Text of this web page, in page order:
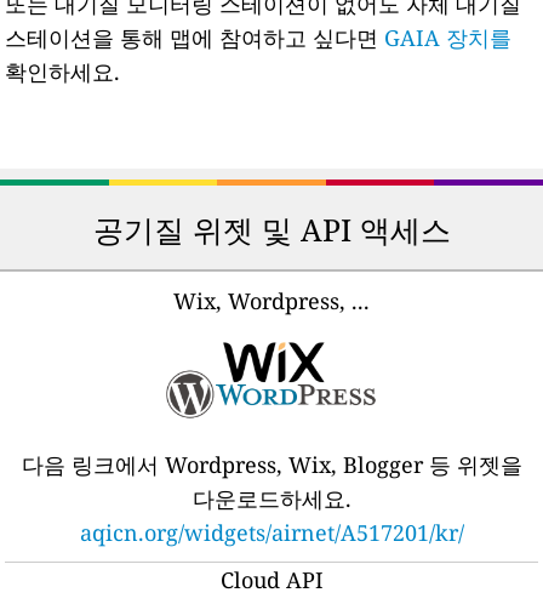
스테이션을 통해 맵에 참여하고 싶다면 GAIA 장치를
확인하세요.
공기질 위젯 및 API 액세스
Wix, Wordpress, ...
다음 링크에서 Wordpress, Wix, Blogger 등 위젯을
다운로드하세요.
aqicn.org/widgets/airnet/A517201/kr/
Cloud API